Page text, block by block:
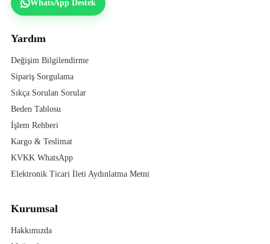
WhatsApp Destek
Yardım
Değişim Bilgilendirme
Sipariş Sorgulama
Sıkça Sorulan Sorular
Beden Tablosu
İşlem Rehberi
Kargo & Teslimat
KVKK WhatsApp
Elektronik Ticari İleti Aydınlatma Metni
Kurumsal
Hakkımızda